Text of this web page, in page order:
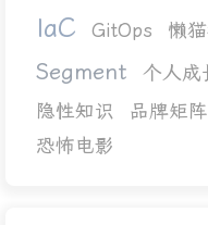
IaC GitOps 懒
Segment 个人成
隐性知识
品牌矩阵
恐怖电影